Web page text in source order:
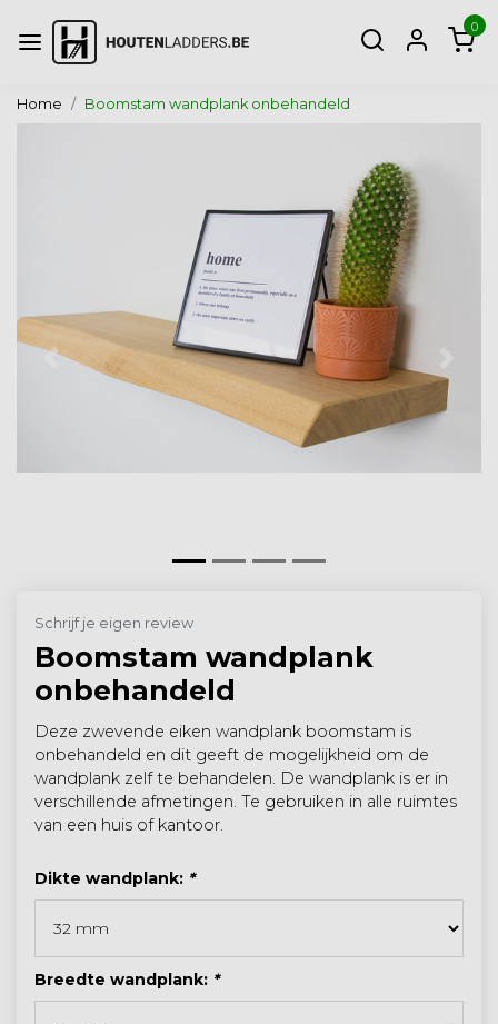
0
Home Boomstam wandplank onbehandeld
Vorige
Schrijf je eigen review
Boomstam wandplank
onbehandeld
Deze zwevende eiken wandplank boomstam is
onbehandeld en dit geeft de mogelijkheid om de
wandplank zelf te behandelen. De wandplank is er in
verschillende afmetingen. Te gebruiken in alle ruimtes
van een huis of kantoor.
Dikte wandplank: *
Breedte wandplank: *